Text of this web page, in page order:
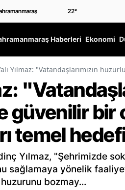
22°
Haberleri Ekonomi
Yılmaz: "Vatandaşlarımızın
güvenilir bir
temel
Yılmaz, "Şehrimizde
sağlamaya yönelik
bozmay...